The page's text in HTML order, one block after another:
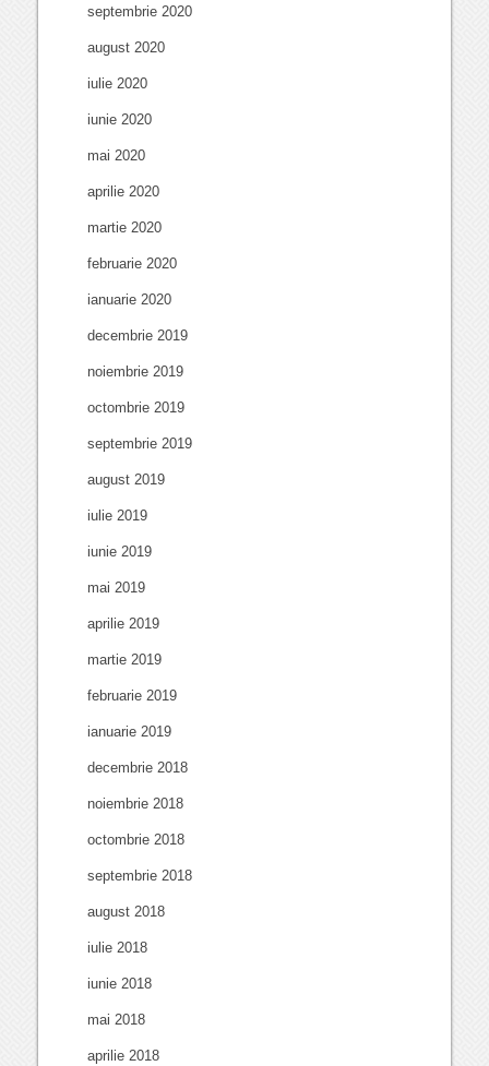
septembrie 2020
august 2020
iulie 2020
iunie 2020
mai 2020
aprilie 2020
martie 2020
februarie 2020
ianuarie 2020
decembrie 2019
noiembrie 2019
octombrie 2019
septembrie 2019
august 2019
iulie 2019
iunie 2019
mai 2019
aprilie 2019
martie 2019
februarie 2019
ianuarie 2019
decembrie 2018
noiembrie 2018
octombrie 2018
septembrie 2018
august 2018
iulie 2018
iunie 2018
mai 2018
aprilie 2018